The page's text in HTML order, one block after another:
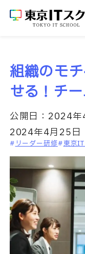
組織のモ
せる！チ
公開日： 2024年
2024年4月25日
リーダー研修 東京